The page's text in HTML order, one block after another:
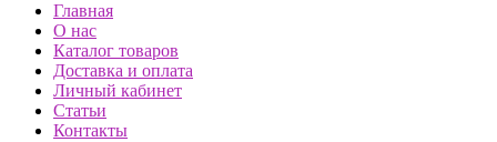
Главная
О нас
Каталог товаров
Доставка и оплата
Личный кабинет
Статьи
Контакты